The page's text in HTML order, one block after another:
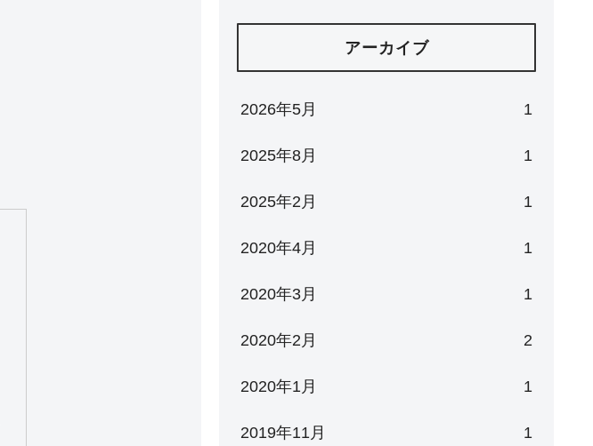
アーカイブ
2026年5月 1
2025年8月 1
2025年2月 1
2020年4月 1
2020年3月 1
2020年2月 2
2020年1月 1
2019年11月 1